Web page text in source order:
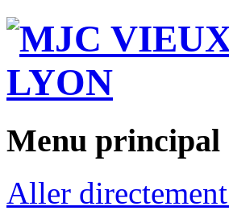
Menu principal
Aller